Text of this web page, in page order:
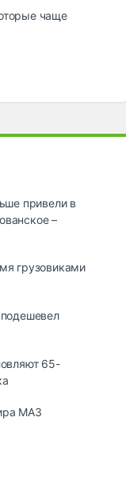
чаще
привели в
–
грузовиками
65-
МАЗ